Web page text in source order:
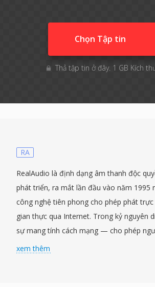
Chọn Tập tin
Thả tập tin ở đây. 1 GB Kích
RA
RealAudio là định dạng âm thanh độc
phát triển, ra mắt lần đầu vào năm 1995
công nghệ tiên phong cho phép phát
gian thực qua Internet. Trong kỷ nguyên
sự mang tính cách mạng — cho phép
trong khi tải xuống thay vì phải chờ toàn
xem thêm